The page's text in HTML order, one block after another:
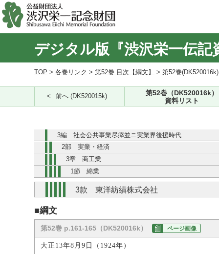
デジタル版『渋沢栄一伝記
TOP > 各巻リンク > 第52巻 目次【綱文】 > 第52巻
前へ (DK520015k)
第52巻（DK520016k）
資料リスト
3編 社会公共事業尽瘁並ニ実業界後援時代
2部 実業・経済
3章 商工業
1節 綿業
3款 東洋紡績株式会社
■綱文
第52巻 p.161-165（DK520016k） ページ画像
大正13年8月9日（1924年）